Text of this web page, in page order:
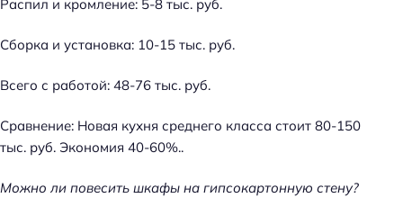
Распил и кромление: 5-8 тыс. руб.
Сборка и установка: 10-15 тыс. руб.
Всего с работой: 48-76 тыс. руб.
Сравнение: Новая кухня среднего класса стоит 80-150
тыс. руб. Экономия 40-60%..
Можно ли повесить шкафы на гипсокартонную стену?